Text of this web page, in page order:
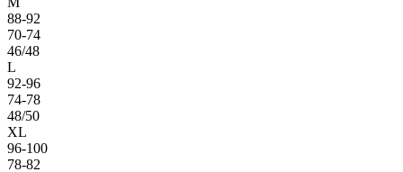
88-92
70-74
46/48
L
92-96
74-78
48/50
XL
96-100
78-82